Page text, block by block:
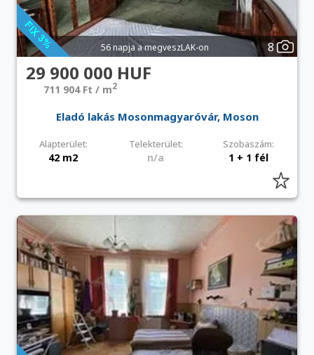
56 napja a megveszLAK-on 8
29 900 000 HUF
711 904 Ft / m2
Eladó lakás Mosonmagyaróvár, Moson
Alapterület: Telekterület: Szobaszám:
42 m2 n/a 1 + 1 fél